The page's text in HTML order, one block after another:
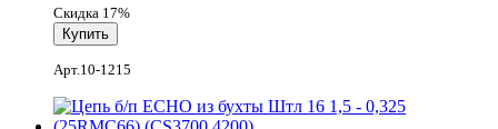
Скидка 17%
Арт.10-1215